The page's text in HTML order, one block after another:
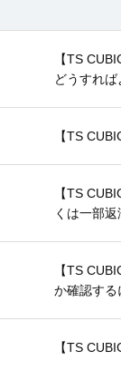
【TS
どうすれば
【TS
【TS
くは一部
【TS
か確認する
【TS